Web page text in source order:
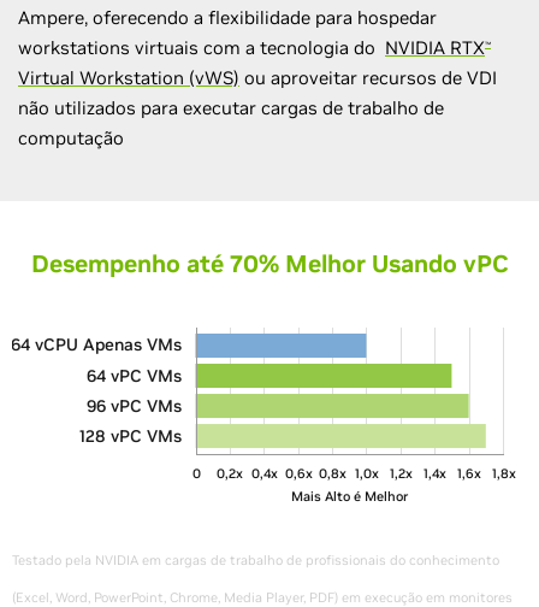
Ampere, oferecendo a flexibilidade para hospedar
workstations virtuais com a tecnologia do NVIDIA RTX™
Virtual Workstation (vWS) ou aproveitar recursos de VDI
não utilizados para executar cargas de trabalho de
computação
Desempenho até 70% Melhor Usando vPC
0 0,2x 0,4x 0,6x 0,8x 1,0x 1,2x 1,4x 1,6x
1,8x
Mais Alto é Melhor
64 vCPU Apenas VMs
64 vPC VMs
96 vPC VMs
128 vPC VMs
Testado pela NVIDIA em cargas de trabalho de profissionais do conhecimento
(Excel, Word, PowerPoint, Chrome, Media Player, PDF) em execução em monitores